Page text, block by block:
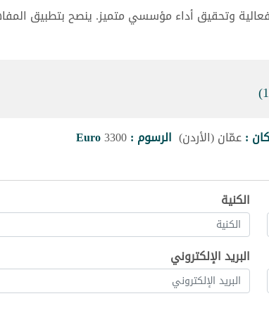
وتحقيق أداء مؤسسي متميز. ينصح بتطبيق
:عمّان (الأردن) الرسوم :3300
Euro
الكنية
البريد الإلكتروني